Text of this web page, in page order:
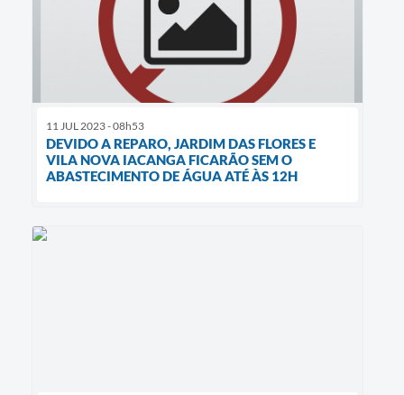
11 JUL 2023 - 08h53
DEVIDO A REPARO, JARDIM DAS FLORES E
VILA NOVA IACANGA FICARÃO SEM O
ABASTECIMENTO DE ÁGUA ATÉ ÀS 12H